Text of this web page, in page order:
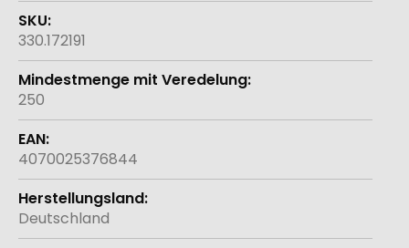
330.172191
250
4070025376844
Deutschland